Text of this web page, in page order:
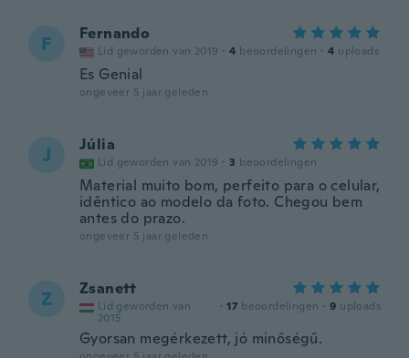
F Fernando
Lid geworden van 2019 · 4 beoordelingen · 4 uploads
Es Genial
ongeveer 5 jaar geleden
J Júlia
Lid geworden van 2019 · 3 beoordelingen
Material muito bom, perfeito para o celular,
idêntico ao modelo da foto. Chegou bem
antes do prazo.
ongeveer 5 jaar geleden
Z Zsanett
Lid geworden van
2015
· 17 beoordelingen · 9 uploads
Gyorsan megérkezett, jó minőségű.